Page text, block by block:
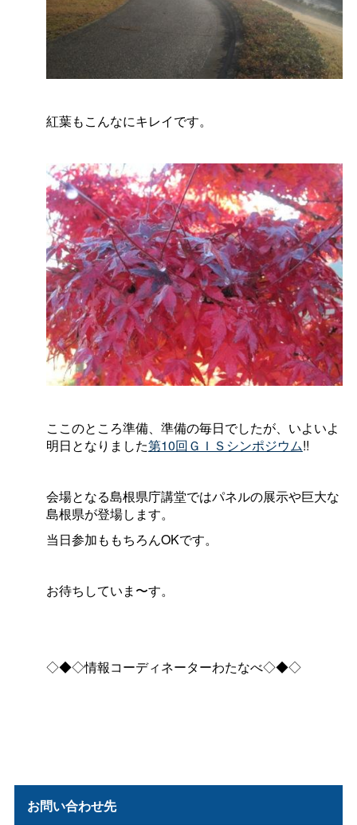
紅葉もこんなにキレイです。
ここのところ準備、準備の毎日でしたが、いよいよ
明日となりました第10回ＧＩＳシンポジウム!!
会場となる島根県庁講堂ではパネルの展示や巨大な
島根県が登場します。
当日参加ももちろんOKです。
お待ちしていま〜す。
◇◆◇情報コーディネーターわたなべ◇◆◇
お問い合わせ先